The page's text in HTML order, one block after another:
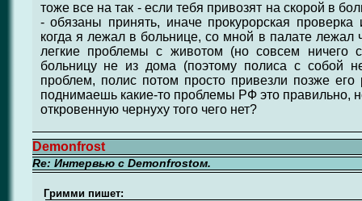
тоже все на так - если тебя привозят на скорой в
- обязаны принять, иначе прокурорская
когда я лежал в больнице, со мной в палате лежал
легкие проблемы с животом (но совсем ничего
больницу не из дома (поэтому полиса с собой
проблем, полис потом просто привезли позже его
поднимаешь какие-то проблемы РФ это правильно,
откровенную чернуху того чего нет?
Demonfrost
Re: Интервью с Demonfrostом.
Гримми пишет: